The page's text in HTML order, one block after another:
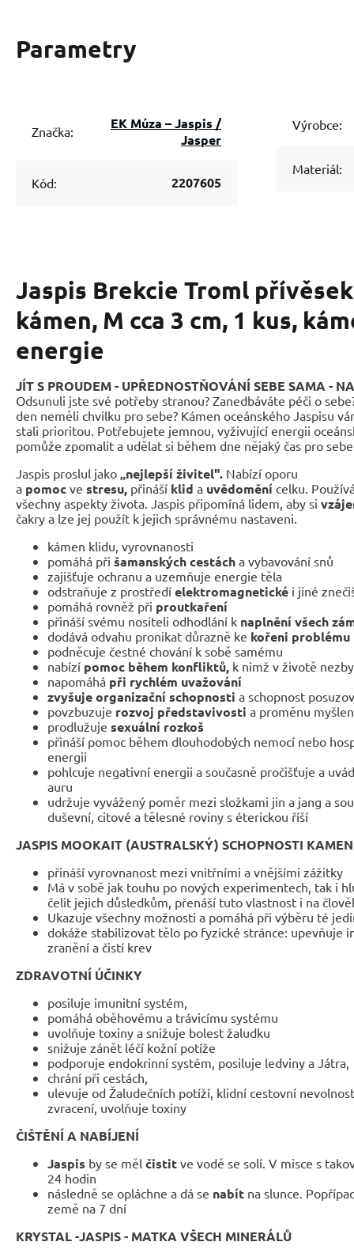
Parametry
Značka:
EK Múza – Jaspis /
Jasper
Kód: 2207605
Výrobce:
Materiál:
Jaspis Brekcie Troml
kámen, M cca 3 cm, 1 kus,
energie
JÍT S PROUDEM - UPŘEDNOSTŇOVÁNÍ SEBE SAMA -
Odsunuli jste své potřeby stranou? Zanedbáváte péči o
den neměli chvilku pro sebe? Kámen oceánského Jaspisu
stali prioritou. Potřebujete jemnou, vyživující energii
pomůže zpomalit a udělat si během dne nějaký čas pro
Jaspis proslul jako „nejlepší živitel". Nabízí oporu
a pomoc ve stresu, přináší klid a uvědomění celku.
všechny aspekty života. Jaspis připomíná lidem, aby si
čakry a lze jej použít k jejich správnému nastaveni.
kámen klidu, vyrovnanosti
pomáhá při šamanských cestách a vybavování snů
zajišťuje ochranu a uzemňuje energie těla
odstraňuje z prostředí elektromagnetické i jiné
pomáhá rovněž při proutkaření
přináší svému nositeli odhodlání k naplnění všech
dodává odvahu pronikat důrazně ke kořeni problému
podněcuje čestné chování k sobě samému
nabízí pomoc během konfliktů, k nimž v životě
napomáhá při rychlém uvažování
zvyšuje organizační schopnosti a schopnost
povzbuzuje rozvoj představivosti a proměnu
prodlužuje sexuální rozkoš
přináší pomoc během dlouhodobých nemocí nebo
energii
pohlcuje negativní energii a současně pročišťuje a
auru
udržuje vyvážený poměr mezi složkami jin a jang a
duševní, citové a tělesné roviny s éterickou říší
JASPIS MOOKAIT (AUSTRALSKÝ) SCHOPNOSTI
přináší vyrovnanost mezi vnitřními a vnějšími zážitky
Má v sobě jak touhu po nových experimentech, tak i
čelit jejich důsledkům, přenáší tuto vlastnost i na
Ukazuje všechny možnosti a pomáhá při výběru té
dokáže stabilizovat tělo po fyzické stránce: upevňuje
zranění a čistí krev
ZDRAVOTNÍ ÚČINKY
posiluje imunitní systém,
pomáhá oběhovému a trávicímu systému
uvolňuje toxiny a snižuje bolest žaludku
snižuje zánět léčí kožní potíže
podporuje endokrinní systém, posiluje ledviny a Játra,
chrání při cestách,
ulevuje od Žaludečních potíží, klidní cestovní
zvracení, uvolňuje toxiny
ČIŠTĚNÍ A NABÍJENÍ
Jaspis by se měl čistit ve vodě se solí. V misce s
24 hodin
následně se opláchne a dá se nabít na slunce.
země na 7 dní
KRYSTAL -JASPIS - MATKA VŠECH MINERÁLŮ